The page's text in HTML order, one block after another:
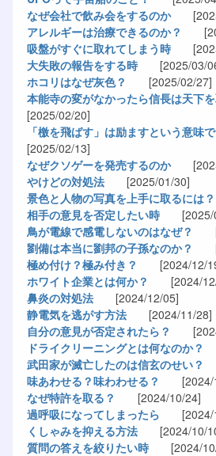
なぜ会社で飲み会をするのか
アレルギーは治療できるのか？
吸盤がすぐに取れてしまう時
大失敗の報告をする時[2025/03/
ホコリはなぜ灰色？
[2025/02/27]
本能寺の変がなかったら信長は天下
[2025/02/20]
「檄を飛ばす」は励ますという意味
[2025/02/13]
なぜクソゲーを発売するのか
やけどの対処法[2025/01/30]
景色と人物の写真を上手に取るには？
相手の意見を否定したい時[2025/
鳥が電線で感電しないのはなぜ？
劉備は本当に劉邦の子孫なのか？
極め付け？極み付き？
[2024/12/
ホワイト企業とは何か？
[2024/
鼻炎の対処法[2024/12/05]
静電気を逃がす方法[2024/11/28]
自分の意見が否定されたら？
ドライクリーニングとは何なのか？
武田家が滅亡したのは信玄のせい？
味あわせる？味わわせる？
[2024/
なぜ特許を取る？
[2024/10/24]
過呼吸になってしまったら [2024/
くしゃみを抑える方法[2024/10/
質問の答えを絞りたい時[2024/10/